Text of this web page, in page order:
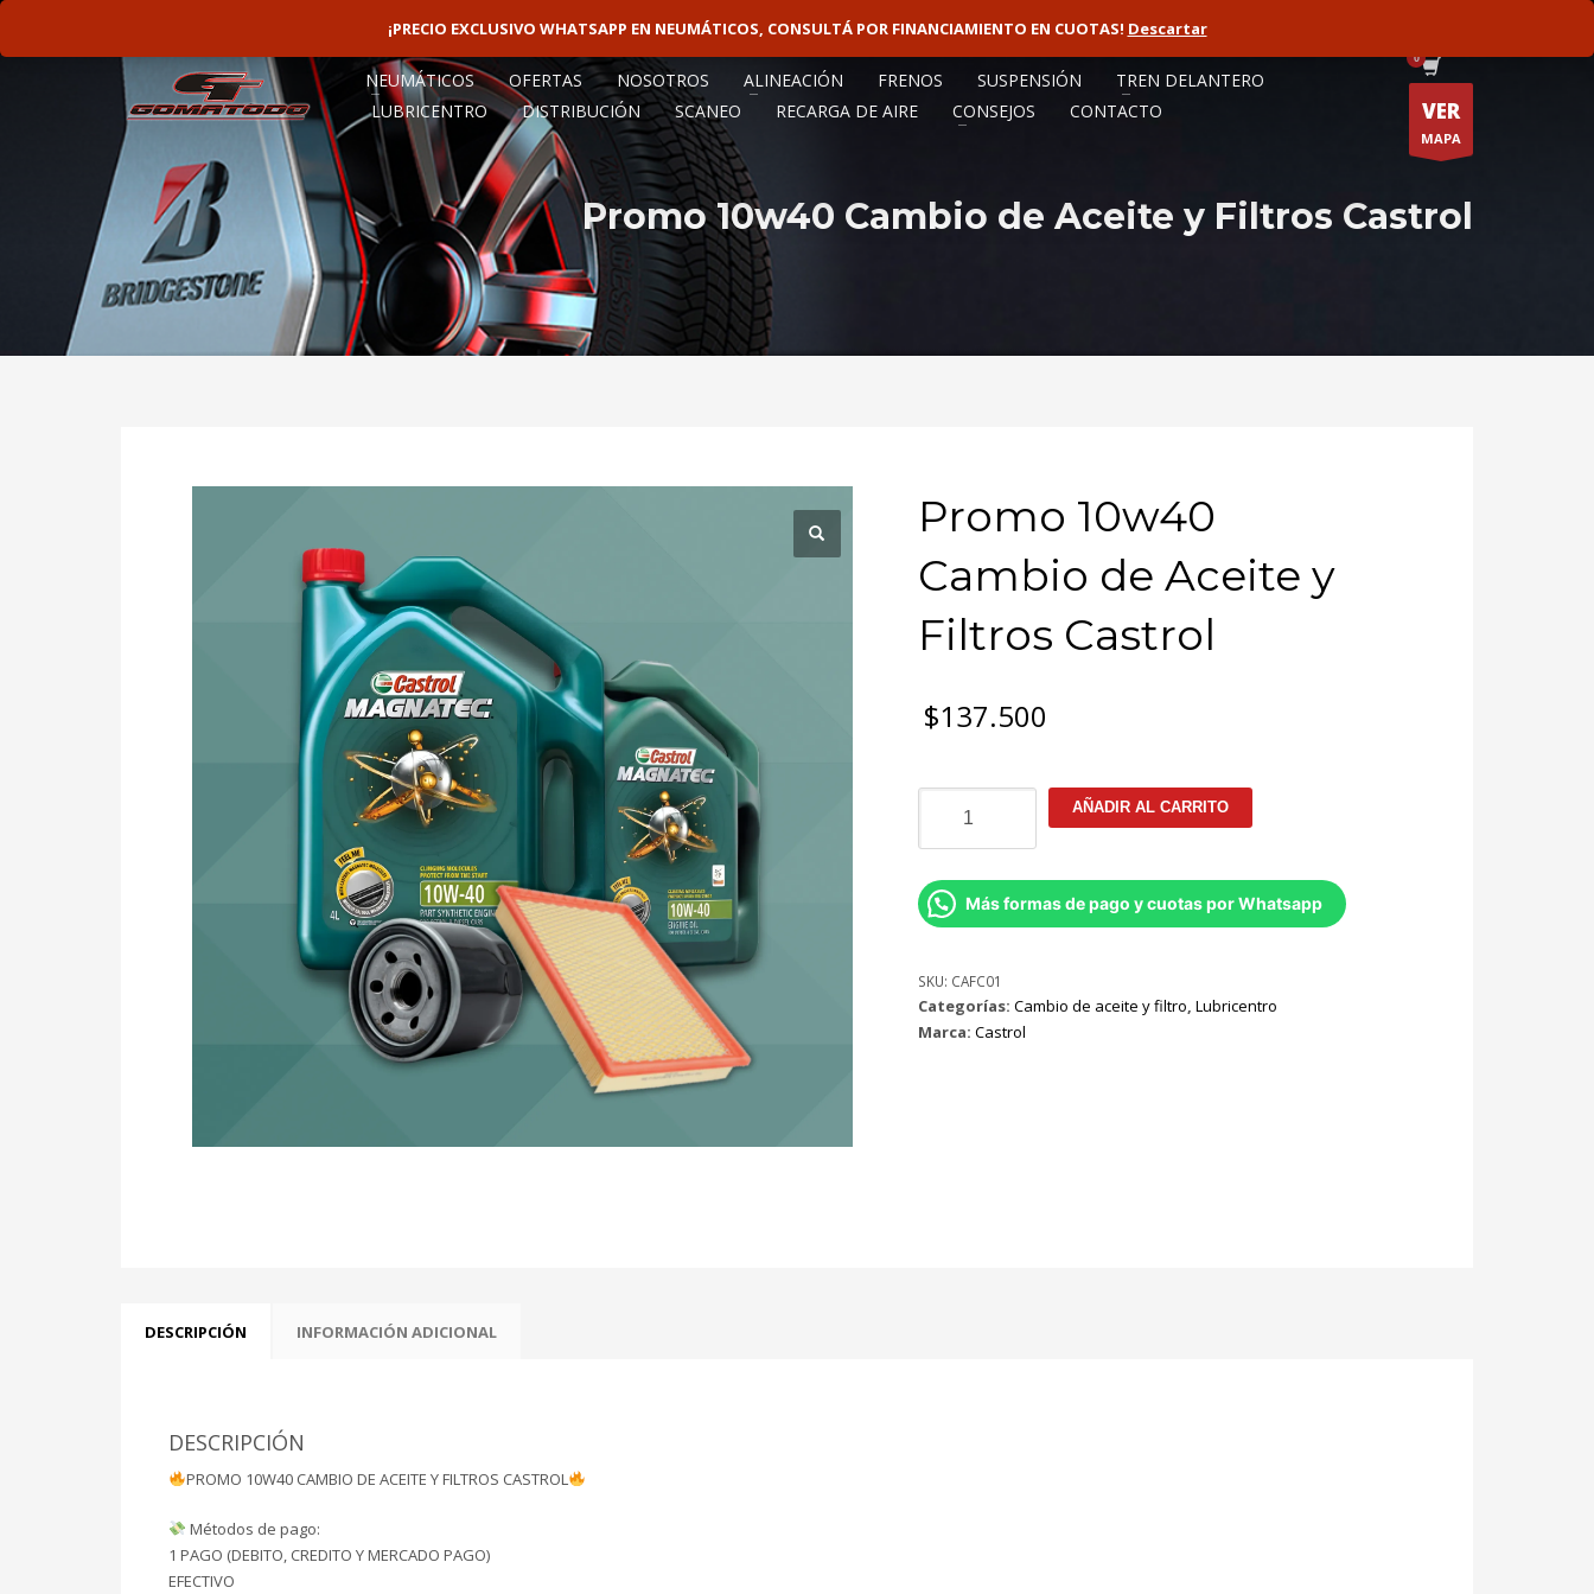
LINEAS ROTATIVAS:4797-9156 VENTA MAYORISTA FLOTAS
NEUMÁTICOS OFERTAS NOSOTROS ALINEACIÓN FRENOS SUSPENSIÓN
TREN DELANTERO
LUBRICENTRO
DISTRIBUCIÓN SCANEO RECARGA DE AIRE CONSEJOS CONTACTO VER
MAPA
Promo 10w40 Cambio de Aceite y Filtros Castrol
Promo 10w40
Cambio de Aceite y
Filtros Castrol
$137.500
Cambio
de
Aceite
Castrol
cantidad
AÑADIR AL CARRITO
Más formas de pago y cuotas por Whatsapp
SKU: CAFC01
Categorías: Cambio de aceite y filtro, Lubricentro
Marca: Castrol
DESCRIPCIÓN INFORMACIÓN ADICIONAL
DESCRIPCIÓN
PROMO 10W40 CAMBIO DE ACEITE Y FILTROS CASTROL
Métodos de pago:
1 PAGO (DEBITO, CREDITO Y MERCADO PAGO)
EFECTIVO
¡PRECIO EXCLUSIVO WHATSAPP EN NEUMÁTICOS, CONSULTÁ POR FINANCIAMIENTO EN CUOTAS! Descartar